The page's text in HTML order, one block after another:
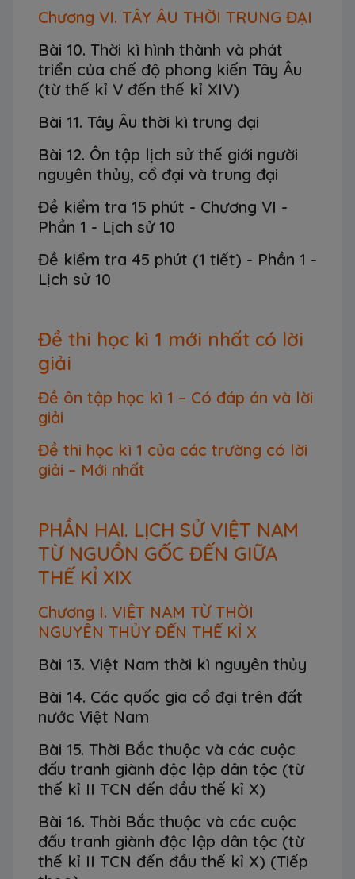
Chương VI. TÂY ÂU THỜI TRUNG ĐẠI
Bài 10. Thời kì hình thành và phát
triển của chế độ phong kiến Tây Âu
(từ thế kỉ V đến thế kỉ XIV)
Bài 11. Tây Âu thời kì trung đại
Bài 12. Ôn tập lịch sử thế giới người
nguyên thủy, cổ đại và trung đại
Đề kiểm tra 15 phút - Chương VI -
Phần 1 - Lịch sử 10
Đề kiểm tra 45 phút (1 tiết) - Phần 1 -
Lịch sử 10
Đề thi học kì 1 mới nhất có lời
giải
Đề ôn tập học kì 1 – Có đáp án và lời
giải
Đề thi học kì 1 của các trường có lời
giải – Mới nhất
PHẦN HAI. LỊCH SỬ VIỆT NAM
TỪ NGUỒN GỐC ĐẾN GIỮA
THẾ KỈ XIX
Chương I. VIỆT NAM TỪ THỜI
NGUYÊN THỦY ĐẾN THẾ KỈ X
Bài 13. Việt Nam thời kì nguyên thủy
Bài 14. Các quốc gia cổ đại trên đất
nước Việt Nam
Bài 15. Thời Bắc thuộc và các cuộc
đấu tranh giành độc lập dân tộc (từ
thế kỉ II TCN đến đầu thế kỉ X)
Bài 16. Thời Bắc thuộc và các cuộc
đấu tranh giành độc lập dân tộc (từ
thế kỉ II TCN đến đầu thế kỉ X) (Tiếp